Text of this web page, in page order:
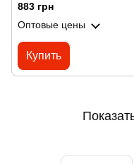
883 грн
Оптовые цены
Купить